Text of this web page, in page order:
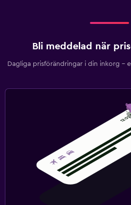
Bli meddelad när
Dagliga prisförändringar i din inkorg –